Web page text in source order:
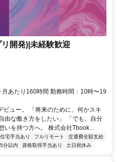
開発)|未経験歓迎
あたり160時間 勤務時間：10時〜19
ビュー。 「将来のために、何かスキ
由な働き方をしたい」 「でも、自分
を持つ方へ。 株式会社Tbook...
住宅手当あり フルリモート
交通費全額支給
分以内 資格取得手当あり 土日祝休み